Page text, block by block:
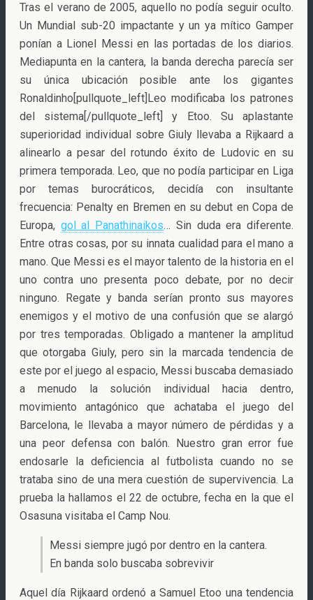
Tras el verano de 2005, aquello no podía seguir oculto.
Un Mundial sub-20 impactante y un ya mítico Gamper
ponían a Lionel Messi en las portadas de los diarios.
Mediapunta en la cantera, la banda derecha parecía ser
su única ubicación posible ante los gigantes
Ronaldinho[pullquote_left]Leo modificaba los patrones
del sistema[/pullquote_left] y Etoo. Su aplastante
superioridad individual sobre Giuly llevaba a Rijkaard a
alinearlo a pesar del rotundo éxito de Ludovic en su
primera temporada. Leo, que no podía participar en Liga
por temas burocráticos, decidía con insultante
frecuencia: Penalty en Bremen en su debut en Copa de
Europa, gol al Panathinaikos… Sin duda era diferente.
Entre otras cosas, por su innata cualidad para el mano a
mano. Que Messi es el mayor talento de la historia en el
uno contra uno presenta poco debate, por no decir
ninguno. Regate y banda serían pronto sus mayores
enemigos y el motivo de una confusión que se alargó
por tres temporadas. Obligado a mantener la amplitud
que otorgaba Giuly, pero sin la marcada tendencia de
este por el juego al espacio, Messi buscaba demasiado
a menudo la solución individual hacia dentro,
movimiento antagónico que achataba el juego del
Barcelona, le llevaba a mayor número de pérdidas y a
una peor defensa con balón. Nuestro gran error fue
endosarle la deficiencia al futbolista cuando no se
trataba sino de una mera cuestión de supervivencia. La
prueba la hallamos el 22 de octubre, fecha en la que el
Osasuna visitaba el Camp Nou.
Messi siempre jugó por dentro en la cantera.
En banda solo buscaba sobrevivir
Aquel día Rijkaard ordenó a Samuel Etoo una tendencia